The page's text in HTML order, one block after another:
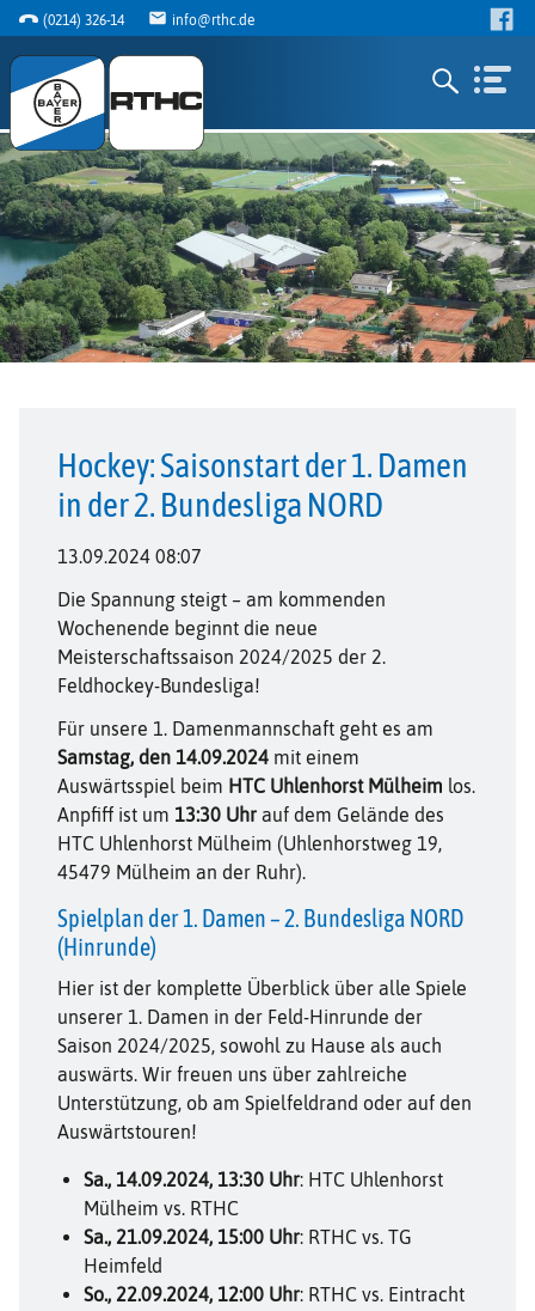
(0214) 326-14 info@rthc.de
Hockey: Saisonstart der 1. Damen
in der 2. Bundesliga NORD
13.09.2024 08:07
Die Spannung steigt – am kommenden
Wochenende beginnt die neue
Meisterschaftssaison 2024/2025 der 2.
Feldhockey-Bundesliga!
Für unsere 1. Damenmannschaft geht es am
Samstag, den 14.09.2024 mit einem
Auswärtsspiel beim HTC Uhlenhorst Mülheim los.
Anpfiff ist um 13:30 Uhr auf dem Gelände des
HTC Uhlenhorst Mülheim (Uhlenhorstweg 19,
45479 Mülheim an der Ruhr).
Spielplan der 1. Damen – 2. Bundesliga NORD
(Hinrunde)
Hier ist der komplette Überblick über alle Spiele
unserer 1. Damen in der Feld-Hinrunde der
Saison 2024/2025, sowohl zu Hause als auch
auswärts. Wir freuen uns über zahlreiche
Unterstützung, ob am Spielfeldrand oder auf den
Auswärtstouren!
Sa., 14.09.2024, 13:30 Uhr: HTC Uhlenhorst
Mülheim vs. RTHC
Sa., 21.09.2024, 15:00 Uhr: RTHC vs. TG
Heimfeld
So., 22.09.2024, 12:00 Uhr: RTHC vs. Eintracht